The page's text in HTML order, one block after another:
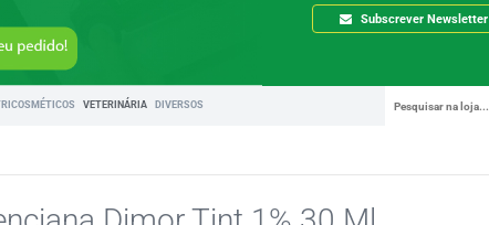
Subscrever Newsletter
VETERINÁRIA DIVERSOS